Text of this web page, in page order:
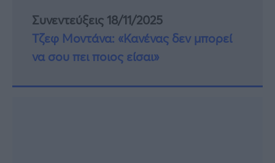
Συνεντεύξεις 18/11/2025
Τζεφ Μοντάνα: «Κανένας δεν μπορεί
να σου πει ποιος είσαι»